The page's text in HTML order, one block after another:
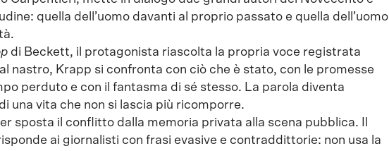
quella dell’uomo davanti al proprio passato e quella dell’uomo
di Beckett, il protagonista riascolta la propria voce registrata
nastro, Krapp si confronta con ciò che è stato, con le promesse
perduto e con il fantasma di sé stesso. La parola diventa
una vita che non si lascia più ricomporre.
sposta il conflitto dalla memoria privata alla scena pubblica. Il
ai giornalisti con frasi evasive e contraddittorie: non usa la